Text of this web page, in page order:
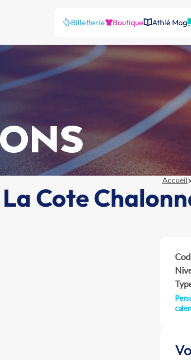
Billetterie Boutique Athlé Mag
Accueil
Cote